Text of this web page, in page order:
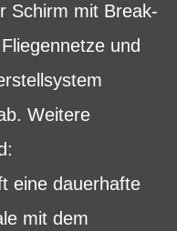
Schirm mit Break-
und
Weitere
eine dauerhafte
mit dem